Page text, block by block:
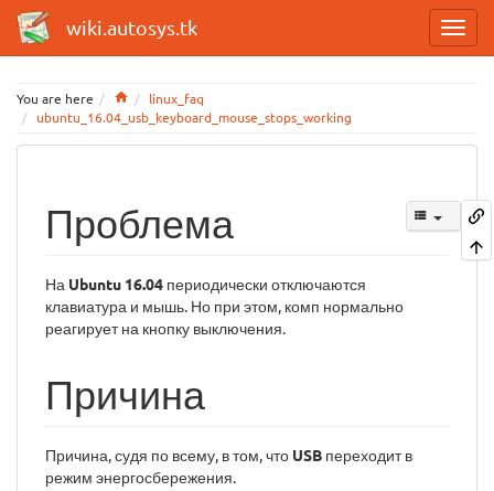
wiki.autosys.tk
You are here Homelinux_faq
ubuntu_16.04_usb_keyboard_mouse_stops_working
Проблема
На Ubuntu 16.04 периодически отключаются
клавиатура и мышь. Но при этом, комп нормально
реагирует на кнопку выключения.
Причина
Причина, судя по всему, в том, что USB переходит в
режим энергосбережения.